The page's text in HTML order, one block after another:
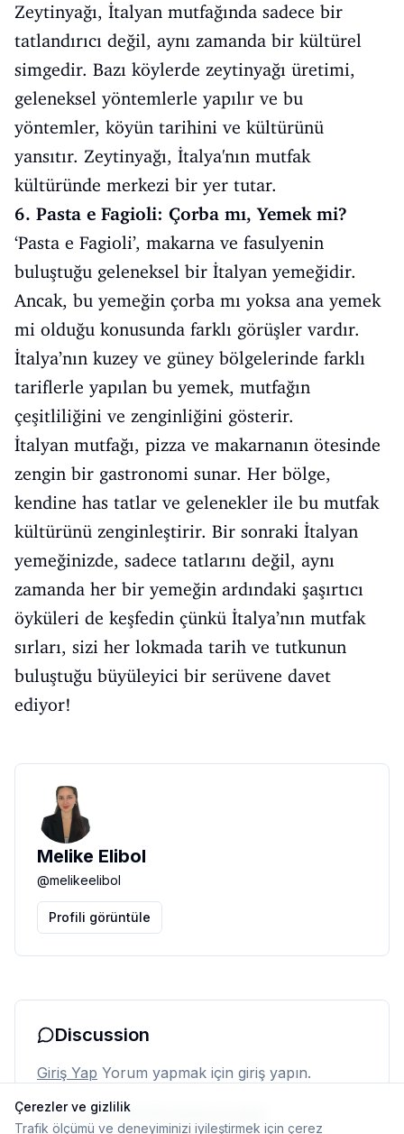
Zeytinyağı, İtalyan mutfağında sadece bir
tatlandırıcı değil, aynı zamanda bir kültürel
simgedir. Bazı köylerde zeytinyağı üretimi,
geleneksel yöntemlerle yapılır ve bu
yöntemler, köyün tarihini ve kültürünü
yansıtır. Zeytinyağı, İtalya'nın mutfak
kültüründe merkezi bir yer tutar.
6. Pasta e Fagioli: Çorba mı, Yemek mi?
‘Pasta e Fagioli’, makarna ve fasulyenin
buluştuğu geleneksel bir İtalyan yemeğidir.
Ancak, bu yemeğin çorba mı yoksa ana yemek
mi olduğu konusunda farklı görüşler vardır.
İtalya’nın kuzey ve güney bölgelerinde farklı
tariflerle yapılan bu yemek, mutfağın
çeşitliliğini ve zenginliğini gösterir.
İtalyan mutfağı, pizza ve makarnanın ötesinde
zengin bir gastronomi sunar. Her bölge,
kendine has tatlar ve gelenekler ile bu mutfak
kültürünü zenginleştirir. Bir sonraki İtalyan
yemeğinizde, sadece tatlarını değil, aynı
zamanda her bir yemeğin ardındaki şaşırtıcı
öyküleri de keşfedin çünkü İtalya’nın mutfak
sırları, sizi her lokmada tarih ve tutkunun
buluştuğu büyüleyici bir serüvene davet
ediyor!
Melike Elibol
@melikeelibol
Profili görüntüle
Discussion
Giriş Yap Yorum yapmak için giriş yapın.
Henüz yorum yok. İlk yorumu siz yapın.
Çerezler ve gizlilik
Trafik ölçümü ve deneyiminizi iyileştirmek için çerez